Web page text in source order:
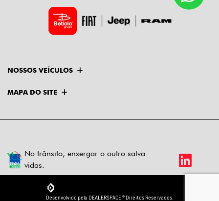
NOSSOS VEÍCULOS
MAPA DO SITE
No trânsito, enxergar o outro salva
vidas.
Desenvolvido pela DEALERSPACE ® Direitos Reservados.